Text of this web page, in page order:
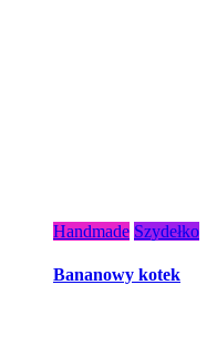
Handmade Szydełko
Bananowy kotek